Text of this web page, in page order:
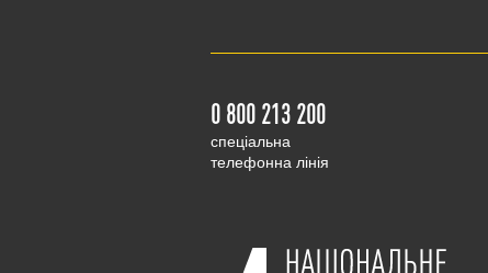
0 800 213 200
cпеціальна
телефонна лінія